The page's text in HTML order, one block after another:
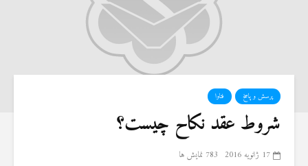
پرسش و پاسخ فتاوا
شروط عقد نکاح چیست؟
17 ژانویه 2016 783 نمایش ها